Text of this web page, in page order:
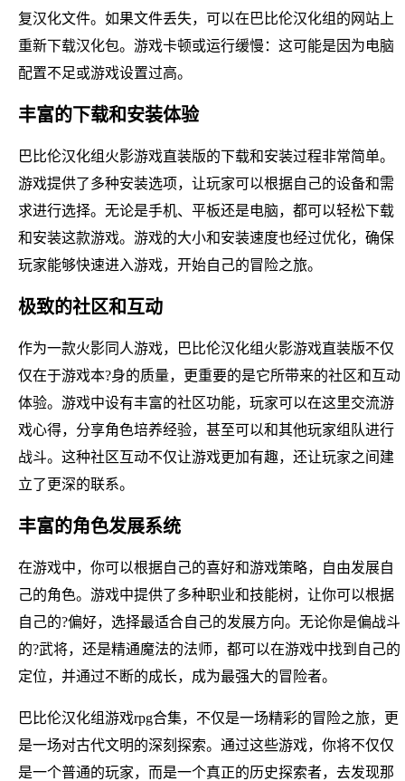
复汉化文件。如果文件丢失，可以在巴比伦汉化组的网站上
重新下载汉化包。游戏卡顿或运行缓慢：这可能是因为电脑
配置不足或游戏设置过高。
丰富的下载和安装体验
巴比伦汉化组火影游戏直装版的下载和安装过程非常简单。
游戏提供了多种安装选项，让玩家可以根据自己的设备和需
求进行选择。无论是手机、平板还是电脑，都可以轻松下载
和安装这款游戏。游戏的大小和安装速度也经过优化，确保
玩家能够快速进入游戏，开始自己的冒险之旅。
极致的社区和互动
作为一款火影同人游戏，巴比伦汉化组火影游戏直装版不仅
仅在于游戏本?身的质量，更重要的是它所带来的社区和互动
体验。游戏中设有丰富的社区功能，玩家可以在这里交流游
戏心得，分享角色培养经验，甚至可以和其他玩家组队进行
战斗。这种社区互动不仅让游戏更加有趣，还让玩家之间建
立了更深的联系。
丰富的角色发展系统
在游戏中，你可以根据自己的喜好和游戏策略，自由发展自
己的角色。游戏中提供了多种职业和技能树，让你可以根据
自己的?偏好，选择最适合自己的发展方向。无论你是偏战斗
的?武将，还是精通魔法的法师，都可以在游戏中找到自己的
定位，并通过不断的成长，成为最强大的冒险者。
巴比伦汉化组游戏rpg合集，不仅是一场精彩的冒险之旅，更
是一场对古代文明的深刻探索。通过这些游戏，你将不仅仅
是一个普通的玩家，而是一个真正的历史探索者，去发现那